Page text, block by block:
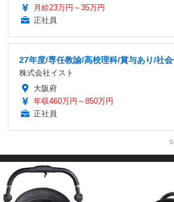
月給23万円～35万円
正社員
27年度/専任教諭/高校理科/賞与あり/社
株式会社イスト
大阪府
年収460万円～850万円
正社員